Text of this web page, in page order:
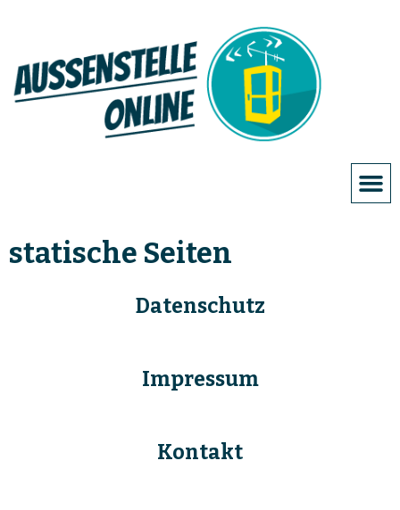
statische Seiten
Datenschutz
Impressum
Kontakt